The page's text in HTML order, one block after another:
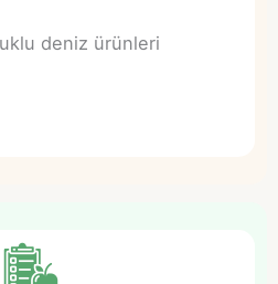
deniz ürünleri